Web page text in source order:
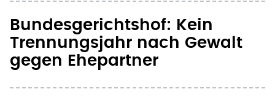
Bundesgerichtshof: Kein
Trennungsjahr nach Gewalt
gegen Ehepartner